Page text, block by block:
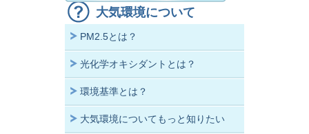
大気環境について
PM2.5とは？
光化学オキシダントとは？
環境基準とは？
大気環境についてもっと知りたい